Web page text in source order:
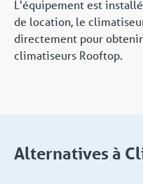
L'équipement est
de location, le
directement pour
climatiseurs Rooftop.
Alternatives à